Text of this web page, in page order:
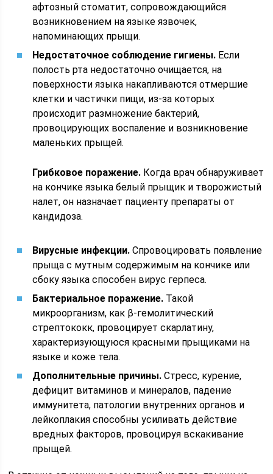
афтозный стоматит, сопровождающийся
возникновением на языке язвочек,
напоминающих прыщи.
Недостаточное соблюдение гигиены. Если
полость рта недостаточно очищается, на
поверхности языка накапливаются отмершие
клетки и частички пищи, из-за которых
происходит размножение бактерий,
провоцирующих воспаление и возникновение
маленьких прыщей.
Грибковое поражение. Когда врач обнаруживает
на кончике языка белый прыщик и творожистый
налет, он назначает пациенту препараты от
кандидоза.
Вирусные инфекции. Спровоцировать появление
прыща с мутным содержимым на кончике или
сбоку языка способен вирус герпеса.
Бактериальное поражение. Такой
микроорганизм, как β-гемолитический
стрептококк, провоцирует скарлатину,
характеризующуюся красными прыщиками на
языке и коже тела.
Дополнительные причины. Стресс, курение,
дефицит витаминов и минералов, падение
иммунитета, патологии внутренних органов и
лейкоплакия способны усиливать действие
вредных факторов, провоцируя вскакивание
прыщей.